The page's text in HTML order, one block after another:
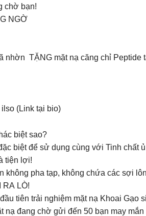
chờ bạn!
NGỜ
nhờn TẶNG mặt nạ căng chỉ Peptide
(Link tại bio)
biệt sao?
biệt để sử dụng cùng với Tinh
tiện lợi!
không pha tạp, không chứa các sợi
RA LÒ!
tiên trải nghiệm mặt nạ Khoai Gạo
đang chờ gửi đến 50 bạn may mắn